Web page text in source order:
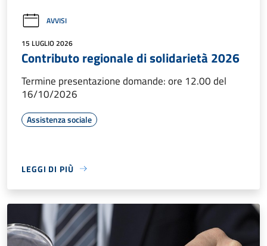
AVVISI
15 LUGLIO 2026
Contributo regionale di solidarietà 2026
Termine presentazione domande: ore 12.00 del
16/10/2026
Assistenza sociale
LEGGI DI PIÙ